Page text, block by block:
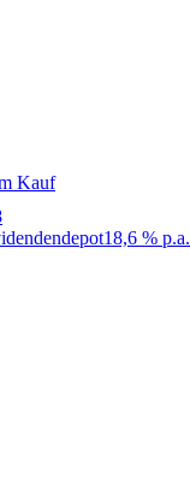
Kauf
18,6 % p.a.